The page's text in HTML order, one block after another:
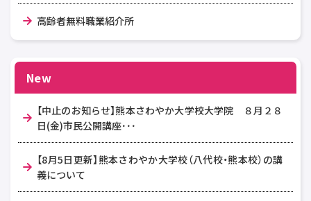
高齢者無料職業紹介所
New
【中止のお知らせ】熊本さわやか大学校大学院 ８月２８
日(金)市民公開講座･･･
【8月5日更新】熊本さわやか大学校（八代校・熊本校）の講
義について